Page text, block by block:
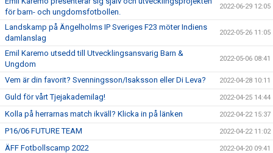
för barn- och ungdomsfotbollen.
2022-06-29 12:05
Landskamp på Ängelholms IP Sveriges F23 möter Indiens
damlanslag
2022-05-26 11:05
Emil Karemo utsedd till Utvecklingsansvarig Barn &
Ungdom
2022-05-06 08:41
Vem är din favorit? Svenningsson/Isaksson eller Di Leva? 2022-04-28 10:11
Guld för vårt Tjejakademilag! 2022-04-25 14:44
Kolla på herrarnas match ikväll? Klicka in på länken 2022-04-22 15:37
P16/06 FUTURE TEAM 2022-04-22 11:02
ÄFF Fotbollscamp 2022 2022-04-20 09:41